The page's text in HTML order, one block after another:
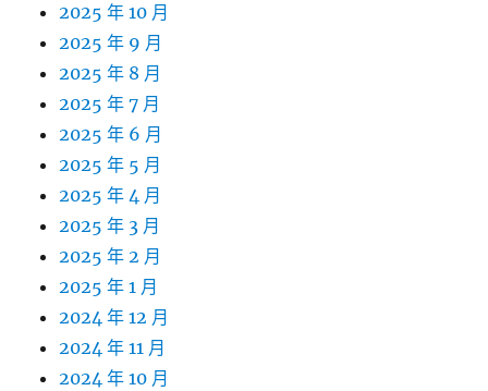
2025 年 10 月
2025 年 9 月
2025 年 8 月
2025 年 7 月
2025 年 6 月
2025 年 5 月
2025 年 4 月
2025 年 3 月
2025 年 2 月
2025 年 1 月
2024 年 12 月
2024 年 11 月
2024 年 10 月